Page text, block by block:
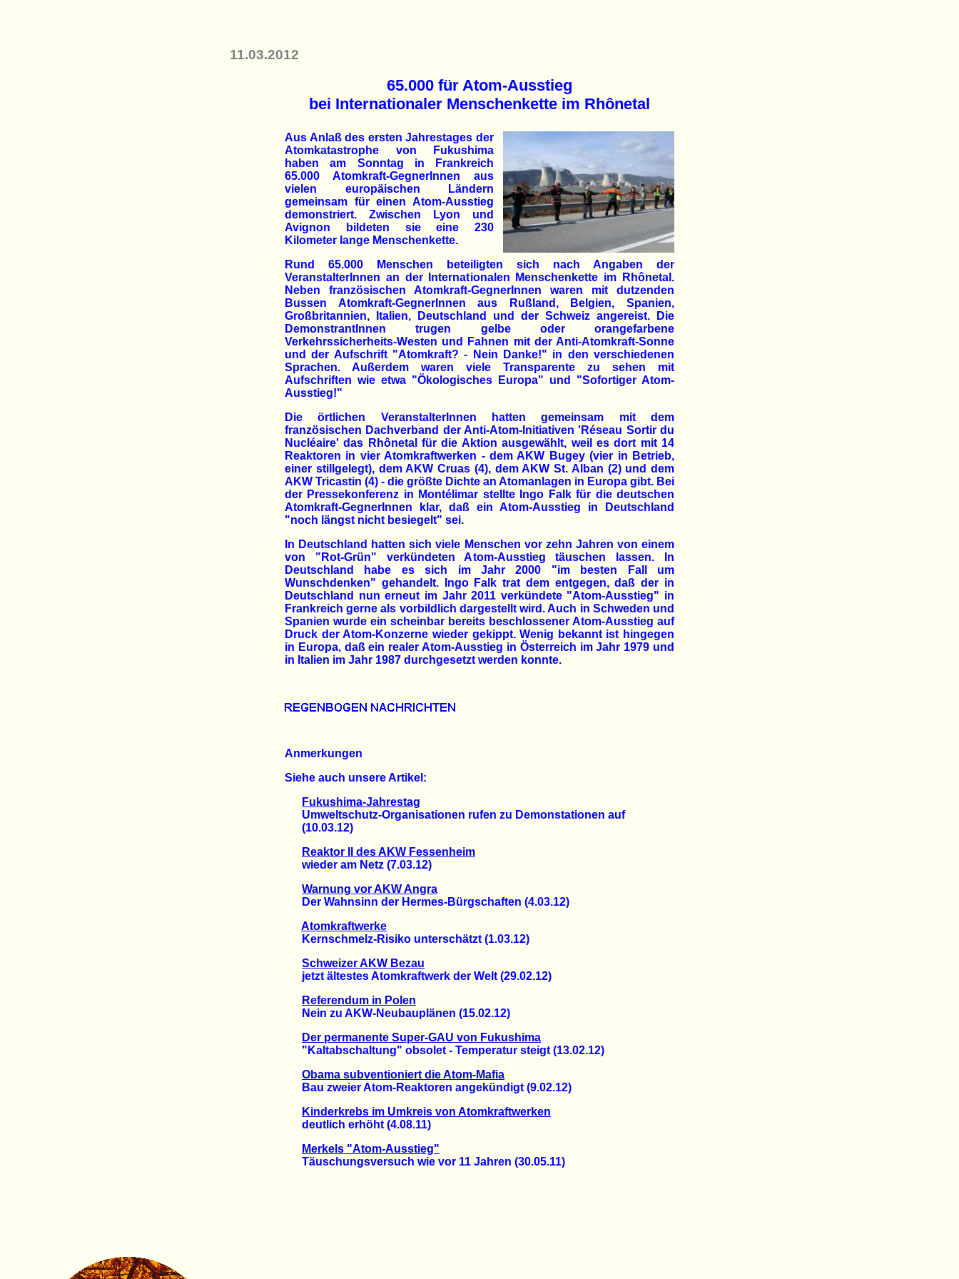
11.03.2012
65.000 für Atom-Ausstieg
bei Internationaler Menschenkette im Rhônetal
Aus Anlaß des ersten Jahrestages der
Atomkatastrophe von Fukushima
haben am Sonntag in Frankreich
65.000 Atomkraft-GegnerInnen aus
vielen europäischen Ländern
gemeinsam für einen Atom-Ausstieg
demonstriert. Zwischen Lyon und
Avignon bildeten sie eine 230
Kilometer lange Menschenkette.
Rund 65.000 Menschen beteiligten sich nach Angaben der
VeranstalterInnen an der Internationalen Menschenkette im Rhônetal.
Neben französischen Atomkraft-GegnerInnen waren mit dutzenden
Bussen Atomkraft-GegnerInnen aus Rußland, Belgien, Spanien,
Großbritannien, Italien, Deutschland und der Schweiz angereist. Die
DemonstrantInnen trugen gelbe oder orangefarbene
Verkehrssicherheits-Westen und Fahnen mit der Anti-Atomkraft-Sonne
und der Aufschrift "Atomkraft? - Nein Danke!" in den verschiedenen
Sprachen. Außerdem waren viele Transparente zu sehen mit
Aufschriften wie etwa "Ökologisches Europa" und "Sofortiger Atom-
Ausstieg!"
Die örtlichen VeranstalterInnen hatten gemeinsam mit dem
französischen Dachverband der Anti-Atom-Initiativen 'Réseau Sortir du
Nucléaire' das Rhônetal für die Aktion ausgewählt, weil es dort mit 14
Reaktoren in vier Atomkraftwerken - dem AKW Bugey (vier in Betrieb,
einer stillgelegt), dem AKW Cruas (4), dem AKW St. Alban (2) und dem
AKW Tricastin (4) - die größte Dichte an Atomanlagen in Europa gibt. Bei
der Pressekonferenz in Montélimar stellte Ingo Falk für die deutschen
Atomkraft-GegnerInnen klar, daß ein Atom-Ausstieg in Deutschland
"noch längst nicht besiegelt" sei.
In Deutschland hatten sich viele Menschen vor zehn Jahren von einem
von "Rot-Grün" verkündeten Atom-Ausstieg täuschen lassen. In
Deutschland habe es sich im Jahr 2000 "im besten Fall um
Wunschdenken" gehandelt. Ingo Falk trat dem entgegen, daß der in
Deutschland nun erneut im Jahr 2011 verkündete "Atom-Ausstieg" in
Frankreich gerne als vorbildlich dargestellt wird. Auch in Schweden und
Spanien wurde ein scheinbar bereits beschlossener Atom-Ausstieg auf
Druck der Atom-Konzerne wieder gekippt. Wenig bekannt ist hingegen
in Europa, daß ein realer Atom-Ausstieg in Österreich im Jahr 1979 und
in Italien im Jahr 1987 durchgesetzt werden konnte.
Anmerkungen
Siehe auch unsere Artikel:
Fukushima-Jahrestag
Umweltschutz-Organisationen rufen zu Demonstationen auf
(10.03.12)
Reaktor II des AKW Fessenheim
wieder am Netz (7.03.12)
Warnung vor AKW Angra
Der Wahnsinn der Hermes-Bürgschaften (4.03.12)
Atomkraftwerke
Kernschmelz-Risiko unterschätzt (1.03.12)
Schweizer AKW Bezau
jetzt ältestes Atomkraftwerk der Welt (29.02.12)
Referendum in Polen
Nein zu AKW-Neubauplänen (15.02.12)
Der permanente Super-GAU von Fukushima
"Kaltabschaltung" obsolet - Temperatur steigt (13.02.12)
Obama subventioniert die Atom-Mafia
Bau zweier Atom-Reaktoren angekündigt (9.02.12)
Kinderkrebs im Umkreis von Atomkraftwerken
deutlich erhöht (4.08.11)
Merkels "Atom-Ausstieg"
Täuschungsversuch wie vor 11 Jahren (30.05.11)